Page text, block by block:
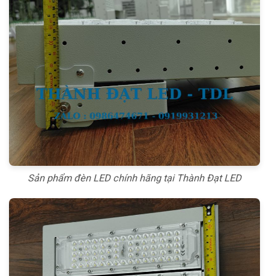
Sản phẩm đèn LED chính hãng tại Thành Đạt LED